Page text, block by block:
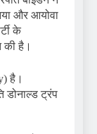
और आयोवा
के
की है।
है।
डोनाल्ड ट्रंप